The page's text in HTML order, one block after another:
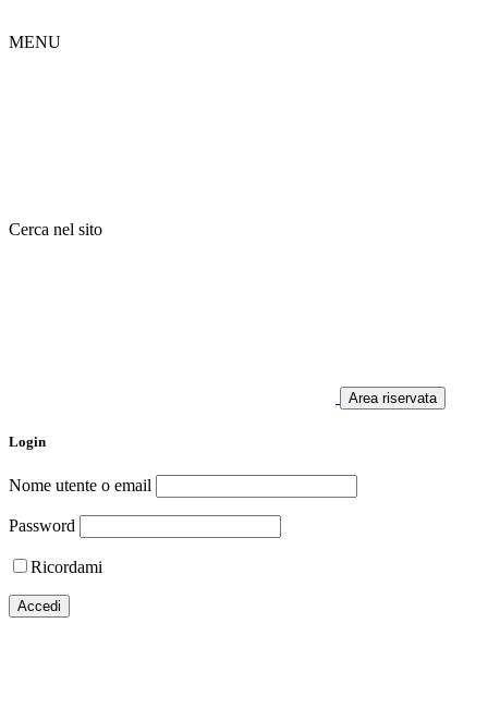
MENU
Cerca nel sito
Area riservata
Login
Nome utente o email
Password
Ricordami